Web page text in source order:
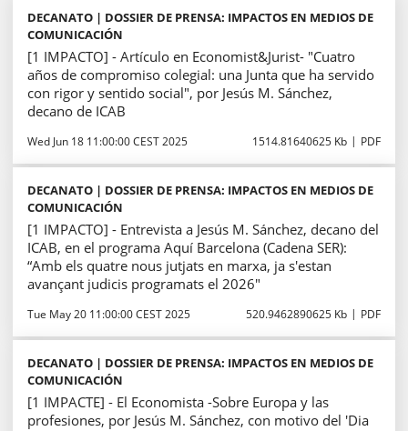
DECANATO | DOSSIER DE PRENSA: IMPACTOS EN MEDIOS DE
COMUNICACIÓN
[1 IMPACTO] - Artículo en Economist&Jurist- "Cuatro
años de compromiso colegial: una Junta que ha servido
con rigor y sentido social", por Jesús M. Sánchez,
decano de ICAB
Wed Jun 18 11:00:00 CEST 2025 1514.81640625 Kb PDF
DECANATO | DOSSIER DE PRENSA: IMPACTOS EN MEDIOS DE
COMUNICACIÓN
[1 IMPACTO] - Entrevista a Jesús M. Sánchez, decano del
ICAB, en el programa Aquí Barcelona (Cadena SER):
“Amb els quatre nous jutjats en marxa, ja s'estan
avançant judicis programats el 2026"
Tue May 20 11:00:00 CEST 2025 520.9462890625 Kb PDF
DECANATO | DOSSIER DE PRENSA: IMPACTOS EN MEDIOS DE
COMUNICACIÓN
[1 IMPACTE] - El Economista -Sobre Europa y las
profesiones, por Jesús M. Sánchez, con motivo del 'Dia